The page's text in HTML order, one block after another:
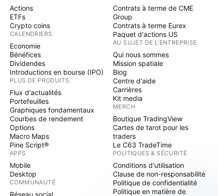
Actions
ETFs
Crypto coins
CALENDRIERS
Economie
Bénéfices
Dividendes
Introductions en bourse (IPO)
PLUS DE PRODUITS
Flux d'actualités
Portefeuilles
Graphiques fondamentaux
Courbes de rendement
Options
Macro Maps
Pine Script®
APPS
Mobile
Desktop
COMMUNAUTÉ
Réseau social
Contrats à terme de CME
Group
Contrats à terme Eurex
Paquet d'actions US
AU SUJET DE L'ENTREPRISE
Qui nous sommes
Mission spatiale
Blog
Centre d'aide
Carrières
Kit media
MERCH
Boutique TradingView
Cartes de tarot pour les
traders
Le C63 TradeTime
POLITIQUES & SÉCURITÉ
Conditions d'utilisation
Clause de non-responsabilité
Politique de confidentialité
Politique en matière de